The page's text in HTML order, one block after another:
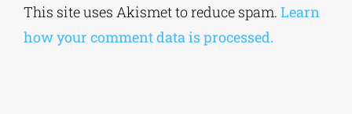
This site uses Akismet to reduce spam. Learn
how your comment data is processed.